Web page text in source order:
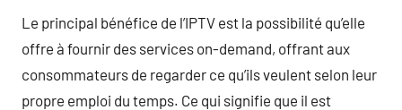
Le principal bénéfice de l’IPTV est la possibilité qu’elle
offre à fournir des services on-demand, offrant aux
consommateurs de regarder ce qu’ils veulent selon leur
propre emploi du temps. Ce qui signifie que il est